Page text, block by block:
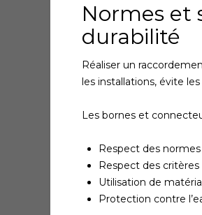
Normes et
durabilité
Réaliser un
les installations, évite
Les bornes et
Respect des
Respect des
Utilisation de
Protection contre